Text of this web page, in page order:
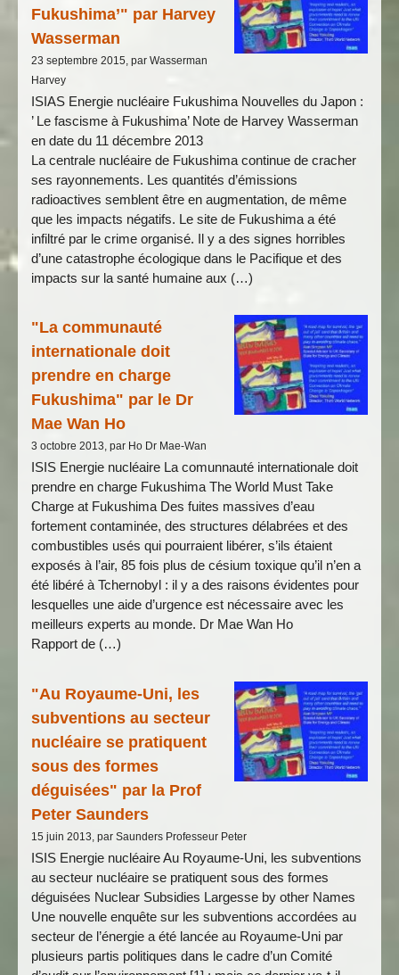
Fukushima’" par Harvey
Wasserman
23 septembre 2015, par Wasserman
Harvey
ISIAS Energie nucléaire Fukushima Nouvelles du Japon :
’ Le fascisme à Fukushima’ Note de Harvey Wasserman
en date du 11 décembre 2013
La centrale nucléaire de Fukushima continue de cracher
ses rayonnements. Les quantités d’émissions
radioactives semblent être en augmentation, de même
que les impacts négatifs. Le site de Fukushima a été
infiltré par le crime organisé. Il y a des signes horribles
d’une catastrophe écologique dans le Pacifique et des
impacts sur la santé humaine aux (…)
"La communauté
internationale doit
prendre en charge
Fukushima" par le Dr
Mae Wan Ho
3 octobre 2013, par Ho Dr Mae-Wan
ISIS Energie nucléaire La comunnauté internationale doit
prendre en charge Fukushima The World Must Take
Charge at Fukushima Des fuites massives d’eau
fortement contaminée, des structures délabrées et des
combustibles usés qui pourraient libérer, s’ils étaient
exposés à l’air, 85 fois plus de césium toxique qu’il n’en a
été libéré à Tchernobyl : il y a des raisons évidentes pour
lesquelles une aide d’urgence est nécessaire avec les
meilleurs experts au monde. Dr Mae Wan Ho
Rapport de (…)
"Au Royaume-Uni, les
subventions au secteur
nucléaire se pratiquent
sous des formes
déguisées" par la Prof
Peter Saunders
15 juin 2013, par Saunders Professeur Peter
ISIS Energie nucléaire Au Royaume-Uni, les subventions
au secteur nucléaire se pratiquent sous des formes
déguisées Nuclear Subsidies Largesse by other Names
Une nouvelle enquête sur les subventions accordées au
secteur de l’énergie a été lancée au Royaume-Uni par
plusieurs partis politiques dans le cadre d’un Comité